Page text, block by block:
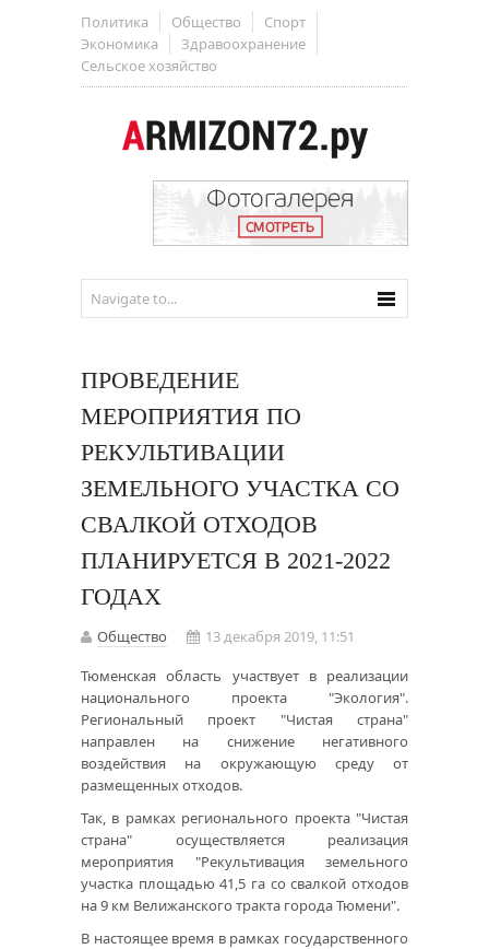
Политика Общество
Спорт
Экономика
Здравоохранение
Сельское хозяйство
ПРОВЕДЕНИЕ
МЕРОПРИЯТИЯ ПО
РЕКУЛЬТИВАЦИИ
ЗЕМЕЛЬНОГО УЧАСТКА СО
СВАЛКОЙ ОТХОДОВ
ПЛАНИРУЕТСЯ В 2021-2022
ГОДАХ
Общество
13 декабря 2019, 11:51
Тюменская область участвует в реализации
национального проекта "Экология".
Региональный проект "Чистая страна"
направлен на снижение негативного
воздействия на окружающую среду от
размещенных отходов.
Так, в рамках регионального проекта "Чистая
страна" осуществляется реализация
мероприятия "Рекультивация земельного
участка площадью 41,5 га со свалкой отходов
на 9 км Велижанского тракта города Тюмени".
В настоящее время в рамках государственного